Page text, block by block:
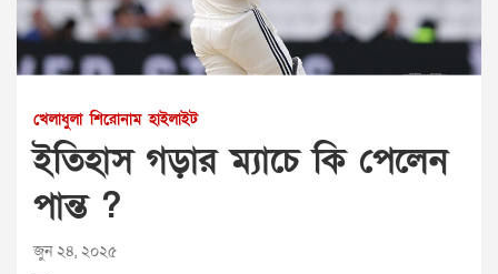
খেলাধুলা শিরোনাম হাইলাইট
ইতিহাস গড়ার ম্যাচে কি পেলেন
পান্ত ?
জুন ২৪, ২০২৫